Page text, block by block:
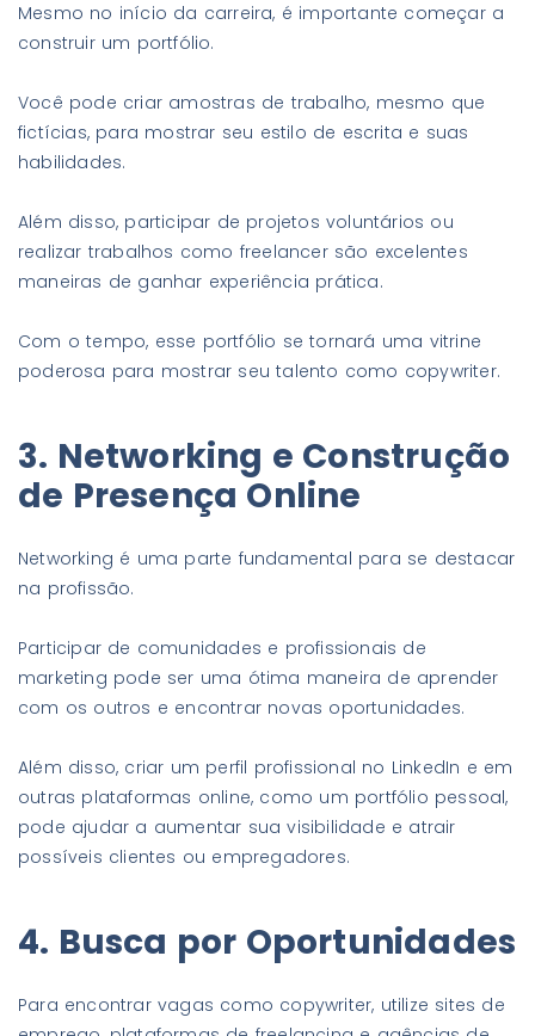
Mesmo no início da carreira, é importante começar a
construir um portfólio.
Você pode criar amostras de trabalho, mesmo que
fictícias, para mostrar seu estilo de escrita e suas
habilidades.
Além disso, participar de projetos voluntários ou
realizar trabalhos como freelancer são excelentes
maneiras de ganhar experiência prática.
Com o tempo, esse portfólio se tornará uma vitrine
poderosa para mostrar seu talento como copywriter.
3. Networking e Construção
de Presença Online
Networking é uma parte fundamental para se destacar
na profissão.
Participar de comunidades e profissionais de
marketing pode ser uma ótima maneira de aprender
com os outros e encontrar novas oportunidades.
Além disso, criar um perfil profissional no LinkedIn e em
outras plataformas online, como um portfólio pessoal,
pode ajudar a aumentar sua visibilidade e atrair
possíveis clientes ou empregadores.
4. Busca por Oportunidades
Para encontrar vagas como copywriter, utilize sites de